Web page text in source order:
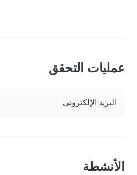
عمليات التحقق
البريد الإلكتروني
الأنشطة